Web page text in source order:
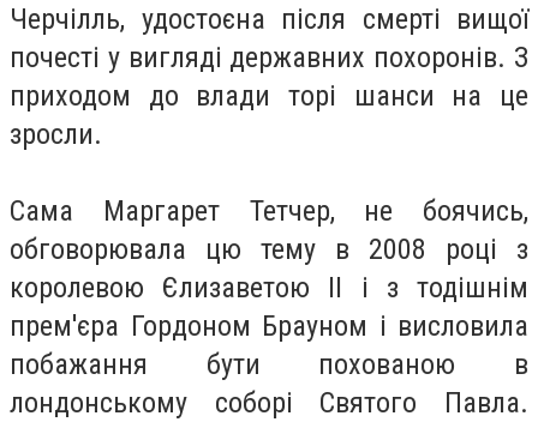
Черчілль, удостоєна після смерті вищої
почесті у вигляді державних похоронів. З
приходом до влади торі шанси на це
зросли.
Сама Маргарет Тетчер, не боячись,
обговорювала цю тему в 2008 році з
королевою Єлизаветою II і з тодішнім
прем'єра Гордоном Брауном і висловила
побажання бути похованою в
лондонському соборі Святого Павла.